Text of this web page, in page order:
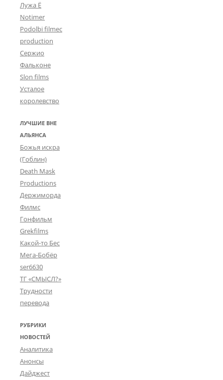
Лужа Ё
Notimer
Podolbi filmec
production
Сержио
Фальконе
Slon films
Усталое
королевство
ЛУЧШИЕ ВНЕ
АЛЬЯНСА
Божья искра
(Гоблин)
Death Mask
Productions
Держиморда
Филмс
Гонфильм
Grekfilms
Какой-то Бес
Мега-Бобёр
ser6630
ТГ «СМЫСЛ?»
Трудности
перевода
РУБРИКИ
НОВОСТЕЙ
Аналитика
Анонсы
Дайджест